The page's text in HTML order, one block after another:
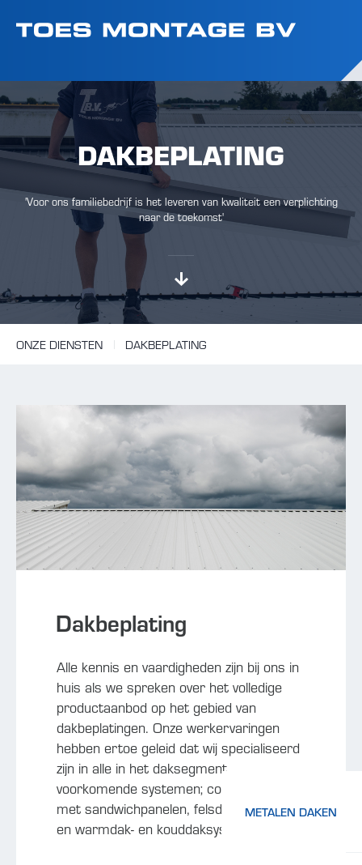
DAKBEPLATING
'Voor ons familiebedrijf is het leveren van kwaliteit een verplichting
naar de toekomst'
ONZE DIENSTEN DAKBEPLATING
Dakbeplating
Alle kennis en vaardigheden zijn bij ons in
huis als we spreken over het volledige
productaanbod op het gebied van
dakbeplatingen. Onze werkervaringen
hebben ertoe geleid dat wij specialiseerd
zijn in alle in het daksegment
voorkomende systemen; constructies
met sandwichpanelen, felsdaksystemen
en warmdak- en kouddaksystemen.
METALEN DAKEN